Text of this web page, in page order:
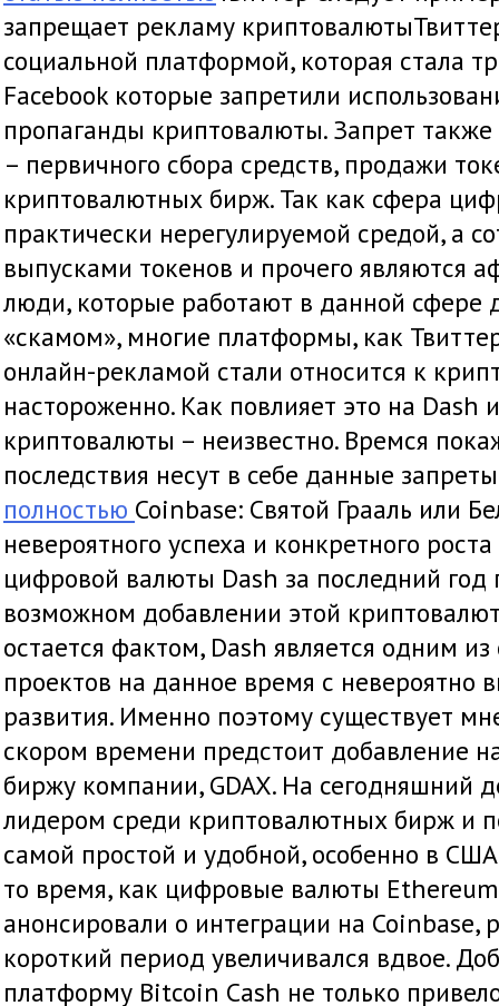
запрещает рекламу
социальной платформой, которая стала
Facebook которые запретили
пропаганды криптовалюты. Запрет
– первичного сбора средств, продажи
криптовалютных бирж. Так как сфера
практически нерегулируемой средой, а
выпусками токенов и прочего являются
люди, которые работают в данной сфере
«скамом», многие платформы, как
онлайн-рекламой стали относится к
настороженно. Как повлияет это на Dash
криптовалюты – неизвестно. Времся
последствия несут в себе данные
полностью Coinbase: Святой Грааль или
невероятного успеха и конкретного
цифровой валюты Dash за последний год
возможном добавлении этой
остается фактом, Dash является одним
проектов на данное время с невероятно
развития. Именно поэтому существует
скором времени предстоит добавление
биржу компании, GDAX. На сегодняшний
лидером среди криптовалютных бирж и
самой простой и удобной, особенно в
то время, как цифровые валюты
анонсировали о интеграции на Coinbase,
короткий период увеличивался вдвое.
платформу Bitcoin Cash не только